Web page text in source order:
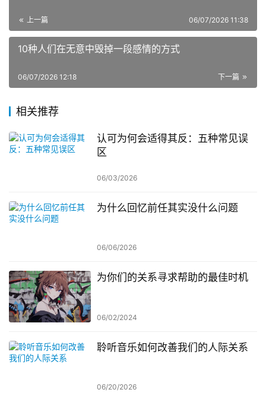
上一篇 06/07/2026 11:38
10种人们在无意中毁掉一段感情的方式
下一篇
06/07/2026 12:18
相关推荐
认可为何会适得其反：五种常见误
区
06/03/2026
为什么回忆前任其实没什么问题
06/06/2026
为你们的关系寻求帮助的最佳时机
06/02/2024
聆听音乐如何改善我们的人际关系
06/20/2026